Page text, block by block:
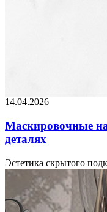
14.04.2026
Маскировочные
деталях
Эстетика скрытого